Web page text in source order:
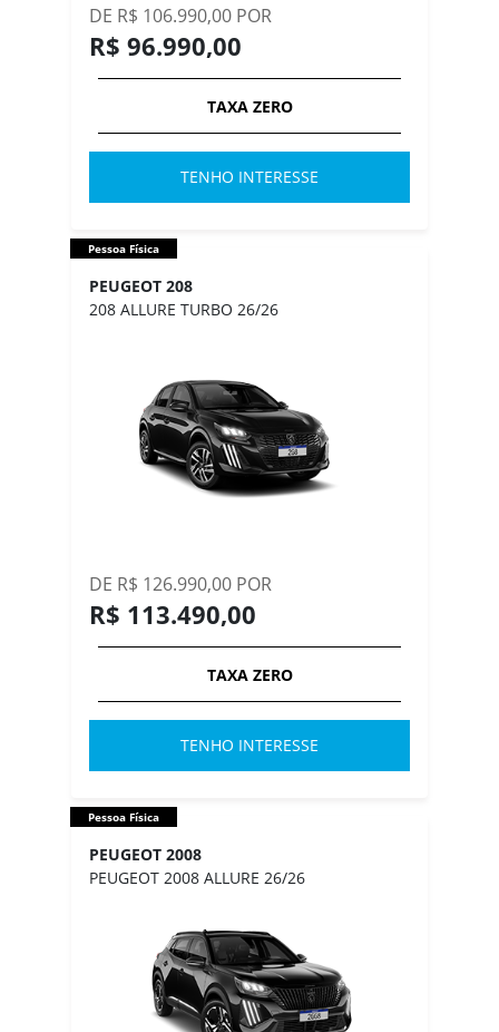
DE R$ 106.990,00 POR
R$ 96.990,00
TAXA ZERO
TENHO INTERESSE
PEUGEOT 208
208 ALLURE TURBO 26/26
DE R$ 126.990,00 POR
R$ 113.490,00
TAXA ZERO
TENHO INTERESSE
Pessoa Física
PEUGEOT 2008
PEUGEOT 2008 ALLURE 26/26
Pessoa Física